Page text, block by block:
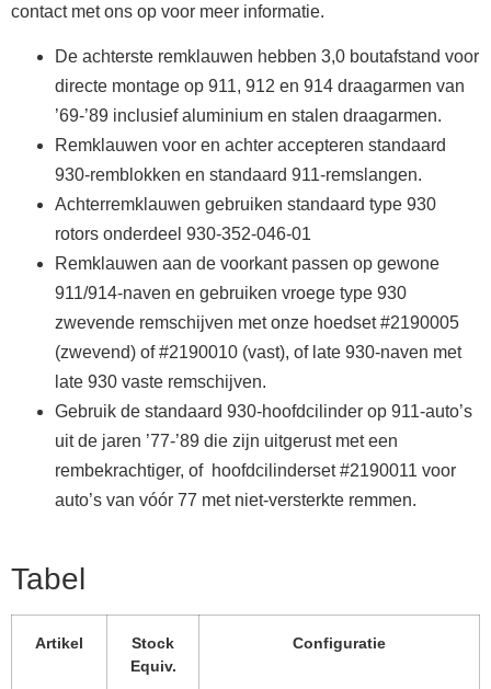
contact met ons op voor meer informatie.
De achterste remklauwen hebben 3,0 boutafstand voor
directe montage op 911, 912 en 914 draagarmen van
’69-’89 inclusief aluminium en stalen draagarmen.
Remklauwen voor en achter accepteren standaard
930-remblokken en standaard 911-remslangen.
Achterremklauwen gebruiken standaard type 930
rotors onderdeel 930-352-046-01
Remklauwen aan de voorkant passen op gewone
911/914-naven en gebruiken vroege type 930
zwevende remschijven met onze hoedset #2190005
(zwevend) of #2190010 (vast), of late 930-naven met
late 930 vaste remschijven.
Gebruik de standaard 930-hoofdcilinder op 911-auto’s
uit de jaren ’77-’89 die zijn uitgerust met een
rembekrachtiger, of hoofdcilinderset #2190011 voor
auto’s van vóór 77 met niet-versterkte remmen.
Tabel
Artikel
Stock
Equiv.
Configuratie